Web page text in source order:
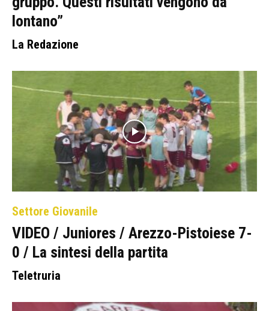
lontano”
La Redazione
Settore Giovanile
VIDEO / Juniores / Arezzo-Pistoiese 7-
0 / La sintesi della partita
Teletruria